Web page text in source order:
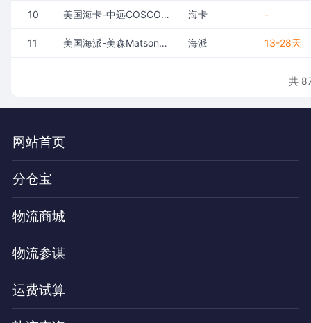
10 美国海卡-中远COSCO定提快船-SEA/SEAX(不包税) 海卡 -
11 美国海派-美森Matson正班船-CLX(包税) 海派 13-28天
16
17 美国空派-转飞(包税)
19 美国快递-UPS红单普货(包税) 快递 -
20
共
网站首页
分仓宝
物流商城
物流参谋
运费试算